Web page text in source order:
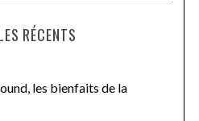
RÉCENTS
les bienfaits de la